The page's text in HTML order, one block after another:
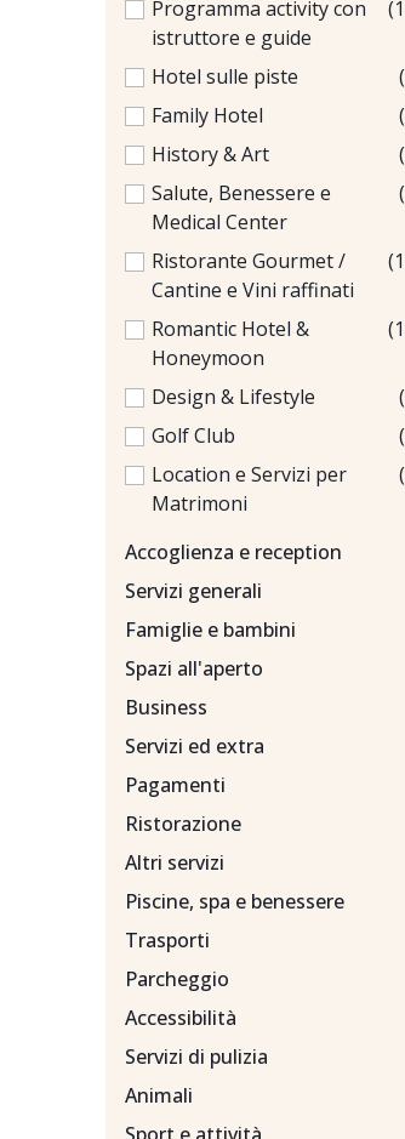
Programma activity con
istruttore e guide
Hotel sulle piste
Family Hotel
History & Art
Salute, Benessere e
Medical Center
Ristorante Gourmet /
Cantine e Vini raffinati
Romantic Hotel &
Honeymoon
Design & Lifestyle
Golf Club
Location e Servizi per
Matrimoni
Accoglienza e reception
Servizi generali
Famiglie e bambini
Spazi all'aperto
Business
Servizi ed extra
Pagamenti
Ristorazione
Altri servizi
Piscine, spa e benessere
Trasporti
Parcheggio
Accessibilità
Servizi di pulizia
Animali